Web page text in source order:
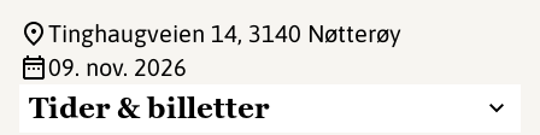
Tider & billetter
Tinghaugveien 14, 3140 Nøtterøy
09. nov. 2026